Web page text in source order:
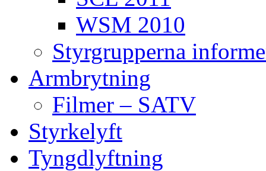
WSM 2010
Styrgrupperna
Armbrytning
Filmer – SATV
Styrkelyft
Tyngdlyftning